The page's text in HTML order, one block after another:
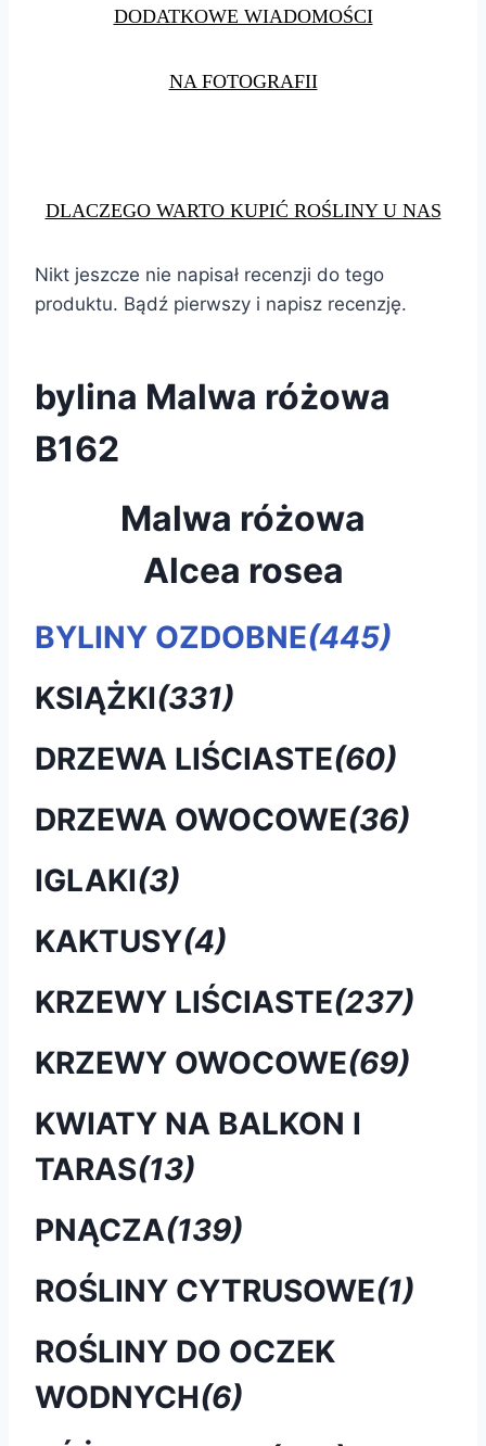
DODATKOWE WIADOMOŚCI
NA FOTOGRAFII
DLACZEGO WARTO KUPIĆ ROŚLINY U NAS
Nikt jeszcze nie napisał recenzji do tego
produktu. Bądź pierwszy i napisz recenzję.
bylina Malwa różowa
B162
Malwa różowa
Alcea rosea
BYLINY OZDOBNE(445)
KSIĄŻKI(331)
DRZEWA LIŚCIASTE(60)
DRZEWA OWOCOWE(36)
IGLAKI(3)
KAKTUSY(4)
KRZEWY LIŚCIASTE(237)
KRZEWY OWOCOWE(69)
KWIATY NA BALKON I
TARAS(13)
PNĄCZA(139)
ROŚLINY CYTRUSOWE(1)
ROŚLINY DO OCZEK
WODNYCH(6)